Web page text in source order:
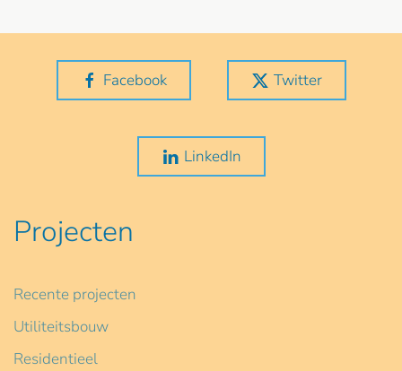
Facebook Twitter
LinkedIn
Projecten
Recente projecten
Utiliteitsbouw
Residentieel